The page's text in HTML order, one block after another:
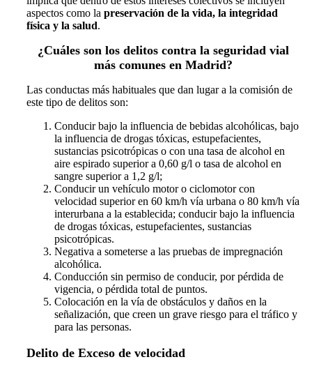
aspectos como la preservación de la vida, la integridad
física y la salud.
¿Cuáles son los delitos contra la seguridad vial
más comunes en Madrid?
Las conductas más habituales que dan lugar a la comisión de
este tipo de delitos son:
Conducir bajo la influencia de bebidas alcohólicas, bajo
la influencia de drogas tóxicas, estupefacientes,
sustancias psicotrópicas o con una tasa de alcohol en
aire espirado superior a 0,60 g/l o tasa de alcohol en
sangre superior a 1,2 g/l;
Conducir un vehículo motor o ciclomotor con
velocidad superior en 60 km/h vía urbana o 80 km/h vía
interurbana a la establecida; conducir bajo la influencia
de drogas tóxicas, estupefacientes, sustancias
psicotrópicas.
Negativa a someterse a las pruebas de impregnación
alcohólica.
Conducción sin permiso de conducir, por pérdida de
vigencia, o pérdida total de puntos.
Colocación en la vía de obstáculos y daños en la
señalización, que creen un grave riesgo para el tráfico y
para las personas.
Delito de Exceso de velocidad